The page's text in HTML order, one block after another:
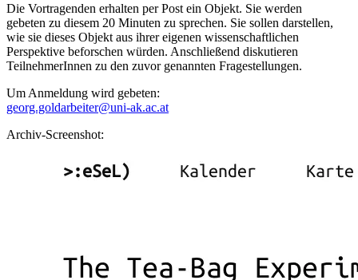
Die Vortragenden erhalten per Post ein Objekt. Sie werden
gebeten zu diesem 20 Minuten zu sprechen. Sie sollen darstellen,
wie sie dieses Objekt aus ihrer eigenen wissenschaftlichen
Perspektive beforschen würden. Anschließend diskutieren
TeilnehmerInnen zu den zuvor genannten Fragestellungen.
Um Anmeldung wird gebeten:
georg.goldarbeiter@uni-ak.ac.at
Archiv-Screenshot: